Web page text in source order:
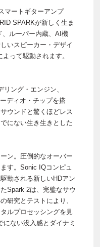
マートギターアンプ
SPARKが新しく生ま
、ルーパー内蔵、AI機
いスピーカー・デザイ
って駆動されます。
ング・エンジン、
ディオ・チップを搭
ウンドと驚くほどレス
にない生き生きとした
ン。圧倒的なオーバー
す。Sonic IQコンピュ
動される新しいHDアン
Spark 2は、完璧なサウ
研究とテストにより、
ルプロセッシングを見
ない没入感とダイナミ